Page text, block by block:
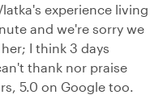
experience living
and we're sorry we
I think 3 days
thank nor praise
5.0 on Google too.